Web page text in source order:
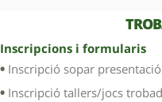
Inscripcions i formularis
Inscripció sopar
Inscripció tallers/jocs